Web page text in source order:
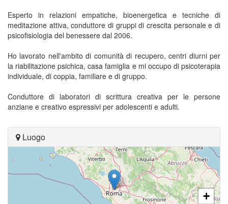
Esperto in relazioni empatiche, bioenergetica e tecniche di
meditazione attiva, conduttore di gruppi di crescita personale e di
psicofisiologia del benessere dal 2006.
Ho lavorato nell'ambito di comunità di recupero, centri diurni per
la riabilitazione psichica, casa famiglia e mi occupo di psicoterapia
individuale, di coppia, familiare e di gruppo.
Conduttore di laboratori di scrittura creativa per le persone
anziane e creativo espressivi per adolescenti e adulti.
Luogo
+